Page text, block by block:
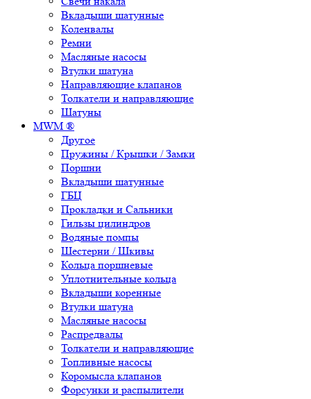
Вкладыши шатунные
Коленвалы
Ремни
Масляные насосы
Втулки шатуна
Направляющие клапанов
Толкатели и направляющие
Шатуны
MWM ®
Другое
Пружины / Крышки / Замки
Поршни
Вкладыши шатунные
ГБЦ
Прокладки и Сальники
Гильзы цилиндров
Водяные помпы
Шестерни / Шкивы
Кольца поршневые
Уплотнительные кольца
Вкладыши коренные
Втулки шатуна
Масляные насосы
Распредвалы
Толкатели и направляющие
Топливные насосы
Коромысла клапанов
Форсунки и распылители